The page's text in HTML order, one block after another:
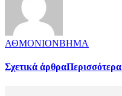
ΑΘΜΟΝΙΟΝΒΗΜΑ
Σχετικά άρθρα